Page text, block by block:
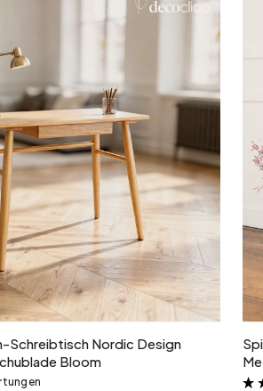
den Warenkorb
Schreibtisch Nordic Design
Bloom